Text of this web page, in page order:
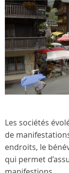
Les sociétés
de
endroits, le
qui permet